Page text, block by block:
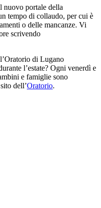
nuovo portale della
tempo di collaudo, per cui è
o delle mancanze. Vi
scrivendo
di Lugano
l’estate? Ogni venerdì e
e famiglie sono
dell’Oratorio.